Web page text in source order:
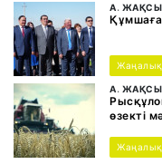
А.
А.
өзекті